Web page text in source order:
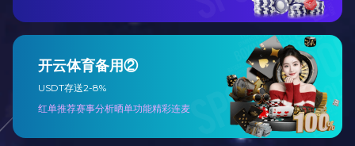
共赢 ● 诚信合作
以市场为导向、以顾客为中心、以科技为先导